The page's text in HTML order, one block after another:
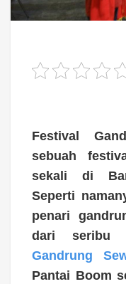
Festival
sebuah
sekali di
Seperti
penari
dari seribu
Gandrung
Pantai Boom